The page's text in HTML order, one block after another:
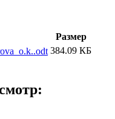
Размер
384.09 КБ